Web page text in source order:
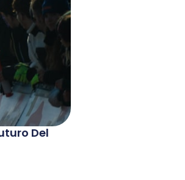
Del